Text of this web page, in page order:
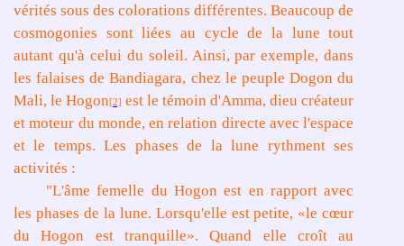
vérités sous des colorations différentes. Beaucoup de
cosmogonies sont liées au cycle de la lune tout
autant qu'à celui du soleil. Ainsi, par exemple, dans
les falaises de Bandiagara, chez le peuple Dogon du
Mali, le Hogon[2] est le témoin d'Amma, dieu créateur
et moteur du monde, en relation directe avec l'espace
et le temps. Les phases de la lune rythment ses
activités :
"L'âme femelle du Hogon est en rapport avec
les phases de la lune. Lorsqu'elle est petite, «le cœur
du Hogon est tranquille». Quand elle croît au